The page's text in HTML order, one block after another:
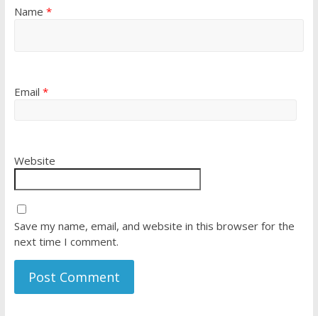
Name *
Email *
Website
Save my name, email, and website in this browser for the
next time I comment.